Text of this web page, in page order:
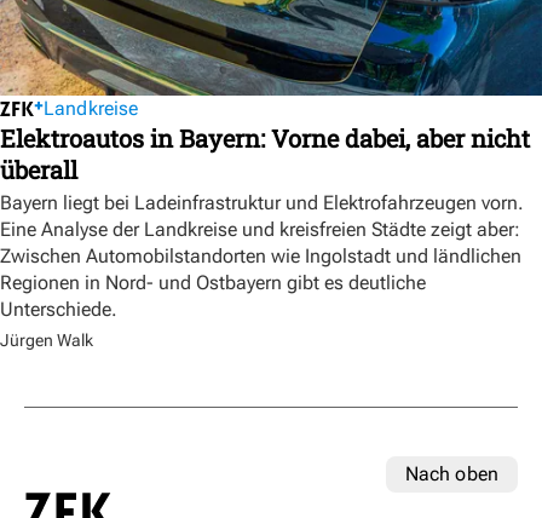
Landkreise
Elektroautos in Bayern: Vorne dabei, aber nicht
überall
Bayern liegt bei Ladeinfrastruktur und Elektrofahrzeugen vorn.
Eine Analyse der Landkreise und kreisfreien Städte zeigt aber:
Zwischen Automobilstandorten wie Ingolstadt und ländlichen
Regionen in Nord- und Ostbayern gibt es deutliche
Unterschiede.
Jürgen Walk
Nach oben